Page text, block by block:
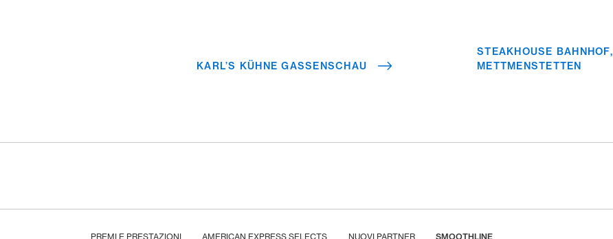
KARL’S KÜHNE GASSENSCHAU
STEAKHOUSE BAHNHOF,
METTMENSTETTEN
Footer
PREMI E PRESTAZIONI AMERICAN EXPRESS SELECTS NUOVI PARTNER SMOOTHLINE